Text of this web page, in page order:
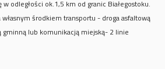
odległości ok.1,5 km od granic Białegostoku.
środkiem transportu - droga asfaltową
gminną lub komunikacją miejską- 2 linie